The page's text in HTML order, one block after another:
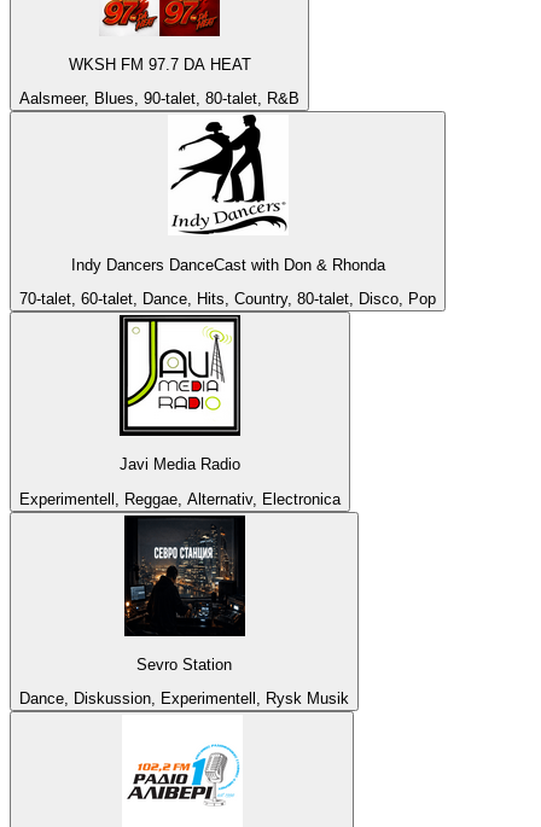
WKSH FM 97.7 DA HEAT
Aalsmeer, Blues, 90-talet, 80-talet, R&B
Indy Dancers DanceCast with Don & Rhonda
70-talet, 60-talet, Dance, Hits, Country, 80-talet, Disco, Pop
Javi Media Radio
Experimentell, Reggae, Alternativ, Electronica
Sevro Station
Dance, Diskussion, Experimentell, Rysk Musik